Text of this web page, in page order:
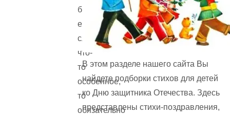
бывает:
если
случится
что-
то
особенное,
то
обязательно
В этом разделе нашего сайта Вы
найдете подборки стихов для детей
ко Дню защитника Отечества. Здесь
представлены стихи-поздравления,